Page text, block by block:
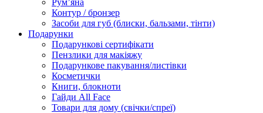
Румʼяна
Контур / бронзер
Засоби для губ (блиски, бальзами, тінти)
Подарунки
Подарункові сертифікати
Пензлики для макіяжу
Подарункове пакування/листівки
Косметички
Книги, блокноти
Гайди All Face
Товари для дому (свічки/спреї)